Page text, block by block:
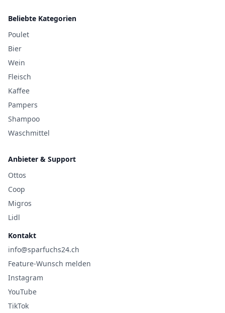
Beliebte Kategorien
Poulet
Bier
Wein
Fleisch
Kaffee
Pampers
Shampoo
Waschmittel
Anbieter & Support
Ottos
Coop
Migros
Lidl
Kontakt
info@sparfuchs24.ch
Feature-Wunsch melden
Instagram
YouTube
TikTok